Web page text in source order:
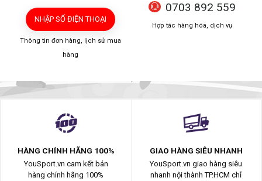
NHẬP SỐ ĐIỆN THOẠI
Thông tin đơn hàng, lịch sử mua
hàng
0703 892 559
Hợp tác hàng hóa, dịch vụ
HÀNG CHÍNH HÃNG 100%
YouSport.vn cam kết bán
hàng chính hãng 100%
GIAO HÀNG SIÊU NHANH
YouSport.vn giao hàng siêu
nhanh nội thành TP.HCM chỉ